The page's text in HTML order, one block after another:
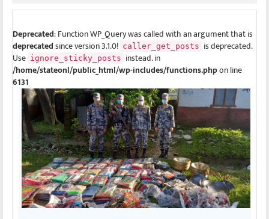
Deprecated: Function WP_Query was called with an argument that is
deprecatedsince version 3.1.0! caller_get_posts is deprecated.
Use ignore_sticky_posts instead. in
/home/stateonl/public_html/wp-includes/functions.phpon line
6131